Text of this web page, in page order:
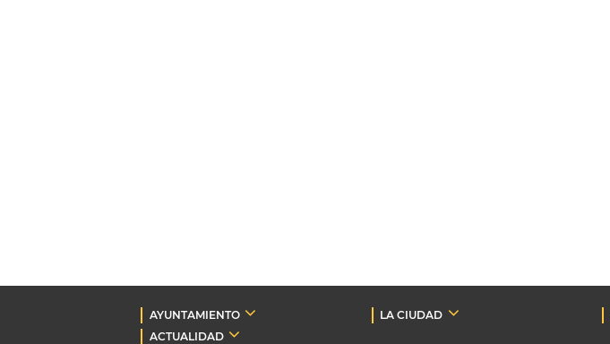
AYUNTAMIENTO LA CIUDAD
ACTUALIDAD